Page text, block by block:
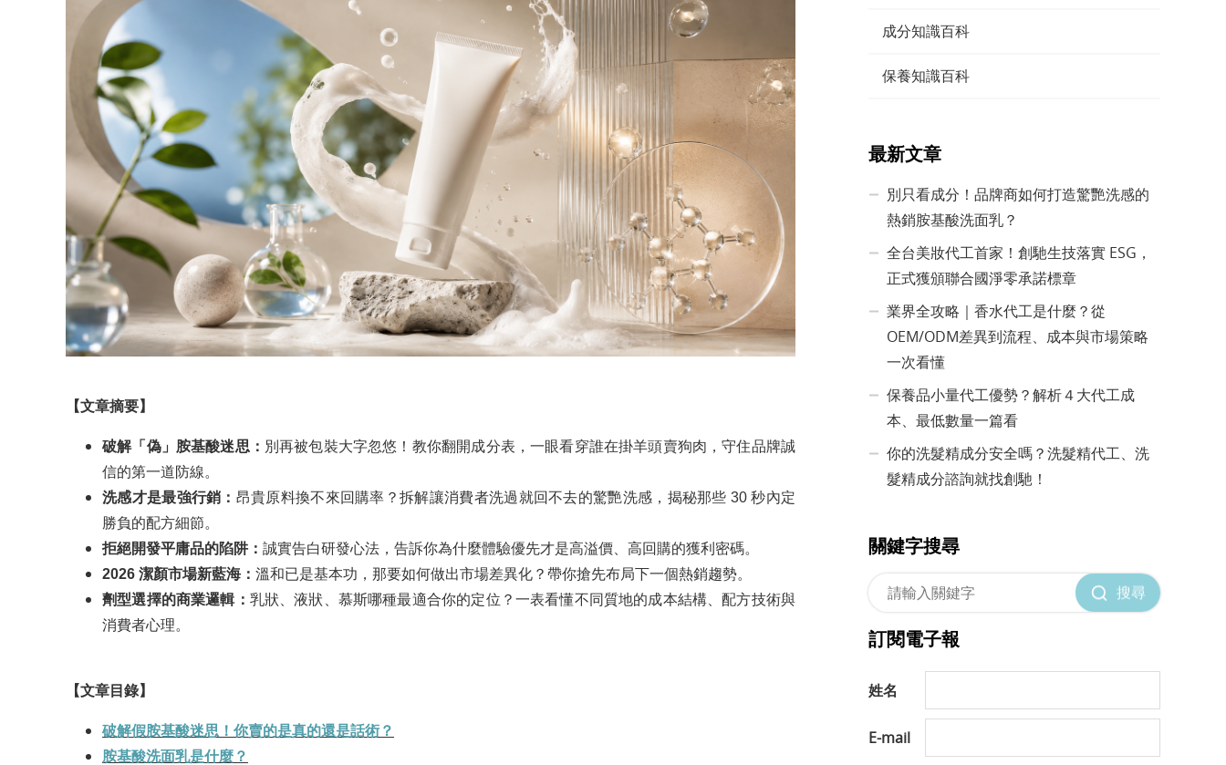
【文章摘要】
破解「偽」胺基酸迷思： 別再被包裝大字忽悠！教你翻開成分表，一眼看穿誰在掛羊頭賣狗肉，守住品牌誠
信的第一道防線。
洗感才是最強行銷： 昂貴原料換不來回購率？拆解讓消費者洗過就回不去的驚艷洗感，揭秘那些 30 秒內定
勝負的配方細節。
拒絕開發平庸品的陷阱： 誠實告白研發心法，告訴你為什麼體驗優先才是高溢價、高回購的獲利密碼。
2026 潔顏市場新藍海： 溫和已是基本功，那要如何做出市場差異化？帶你搶先布局下一個熱銷趨勢。
劑型選擇的商業邏輯： 乳狀、液狀、慕斯哪種最適合你的定位？一表看懂不同質地的成本結構、配方技術與
消費者心理。
【文章目錄】
破解假胺基酸迷思！你賣的是真的還是話術？
胺基酸洗面乳是什麼？
成分知識百科
保養知識百科
最新文章
別只看成分！品牌商如何打造驚艷洗感的
熱銷胺基酸洗面乳？
全台美妝代工首家！創馳生技落實 ESG，
正式獲頒聯合國淨零承諾標章
業界全攻略｜香水代工是什麼？從
OEM/ODM差異到流程、成本與市場策略
一次看懂
保養品小量代工優勢？解析４大代工成
本、最低數量一篇看
你的洗髮精成分安全嗎？洗髮精代工、洗
髮精成分諮詢就找創馳！
關鍵字搜尋
搜尋
訂閱電子報
姓名
E-mail